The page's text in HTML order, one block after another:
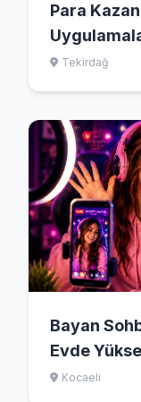
Para
Arkadaşı
Tekirdağ
Bayan
Evde
Kocaeli